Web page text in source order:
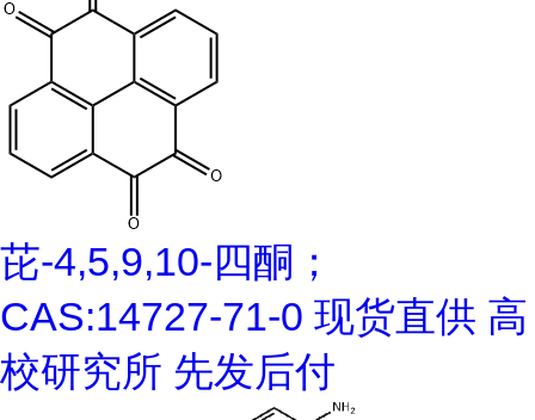
芘-4,5,9,10-四酮；
CAS:14727-71-0 现货直供 高
校研究所 先发后付